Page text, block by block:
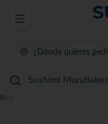
Abrir menu de
¿Dónde quieres
Sushimi